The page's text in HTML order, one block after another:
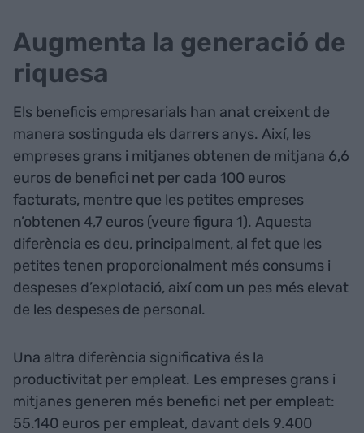
Augmenta la generació de
riquesa
Els beneficis empresarials han anat creixent de
manera sostinguda els darrers anys. Així, les
empreses grans i mitjanes obtenen de mitjana 6,6
euros de benefici net per cada 100 euros
facturats, mentre que les petites empreses
n’obtenen 4,7 euros (veure figura 1). Aquesta
diferència es deu, principalment, al fet que les
petites tenen proporcionalment més consums i
despeses d’explotació, així com un pes més elevat
de les despeses de personal.
Una altra diferència significativa és la
productivitat per empleat. Les empreses grans i
mitjanes generen més benefici net per empleat:
55.140 euros per empleat, davant dels 9.400